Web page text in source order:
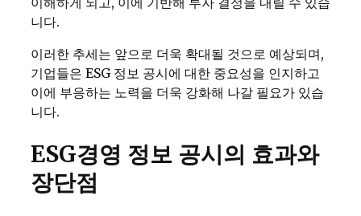
니다.
이러한 추세는 앞으로 더욱 확대될 것으로 예상되며,
기업들은 ESG 정보 공시에 대한 중요성을 인지하고
이에 부응하는 노력을 더욱 강화해 나갈 필요가 있습
니다.
ESG경영 정보 공시의 효과와
장단점